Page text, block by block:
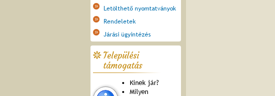
Letölthető nyomtatványok
Rendeletek
Járási ügyintézés
Települési
támogatás
Kinek jár?
Milyen